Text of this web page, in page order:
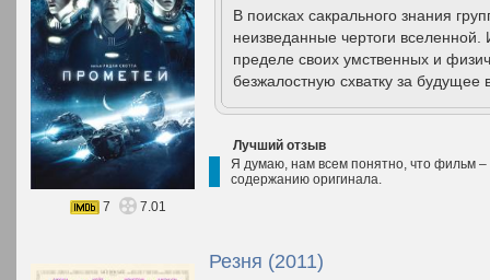
В поисках сакрального знания
неизведанные чертоги
пределе своих умственных и
безжалостную схватку за будущее
Лучший отзыв
Я думаю, нам всем понятно, что фильм –
содержанию оригинала.
7
7.01
Резня (2011)